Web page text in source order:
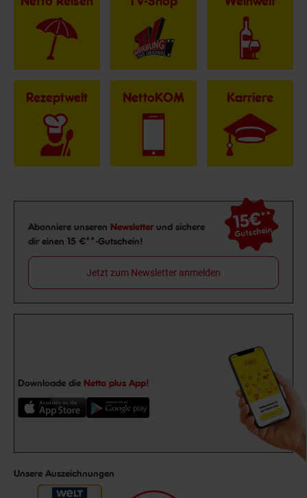
Rezeptwelt NettoKOM Karriere
Newsletter Anmeldung
Abonniere unseren Newsletter und sichere
dir einen 15 €**-Gutschein!
15€**
Gutschein
Jetzt zum Newsletter anmelden
Downloade die Netto plus App!
Unsere Auszeichnungen